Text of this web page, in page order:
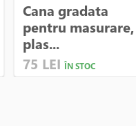
Cana gradata
pentru masurare,
plas...
75 LEI ÎN STOC